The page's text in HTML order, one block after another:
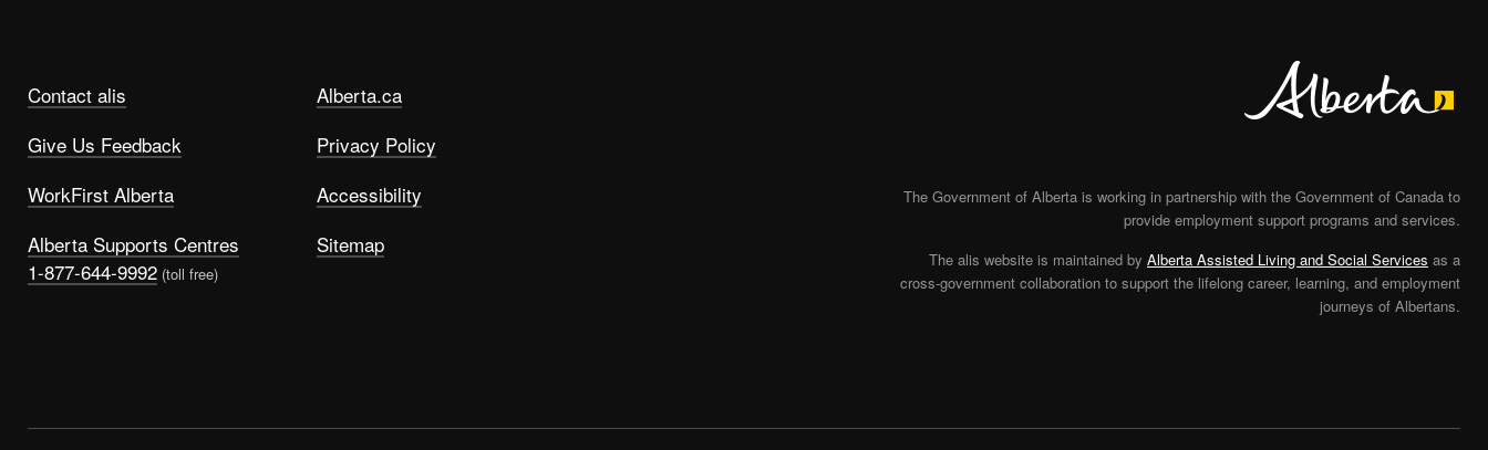
Contact alis
Give Us Feedback
WorkFirst Alberta
Alberta Supports Centres
1-877-644-9992 (toll free)
Alberta.ca
Privacy Policy
Accessibility
Sitemap
The Government of Alberta is working in partnership with the Government of Canada to
provide employment support programs and services.
The alis website is maintained by Alberta Assisted Living and Social Services as a
cross-government collaboration to support the lifelong career, learning, and employment
journeys of Albertans.